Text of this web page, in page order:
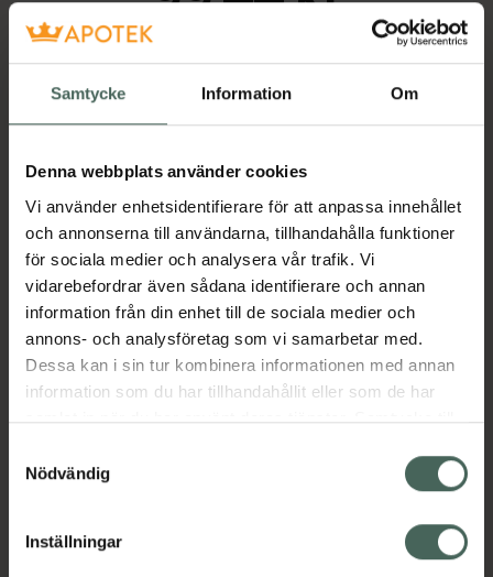
Samtycke Information Om
Denna webbplats använder cookies
Vi använder enhetsidentifierare för att anpassa innehållet
och annonserna till användarna, tillhandahålla funktioner
för sociala medier och analysera vår trafik. Vi
vidarebefordrar även sådana identifierare och annan
information från din enhet till de sociala medier och
annons- och analysföretag som vi samarbetar med.
Dessa kan i sin tur kombinera informationen med annan
information som du har tillhandahållit eller som de har
samlat in när du har använt deras tjänster. Samtycke till
återkalla ditt samtycke via webbplatsens
cookieinställningar. Ett återkallat samtycke påverkar inte
lagligheten av behandling som skett innan återkallelsen.
Nödvändig
Inställningar
Köp via ditt recept
Aktuella erbjudanden
Beskrivning Dölj
Läs alltid bipacksedeln innan
användning.
EAN:07350109550078
Bipacksedel från FASS Visa